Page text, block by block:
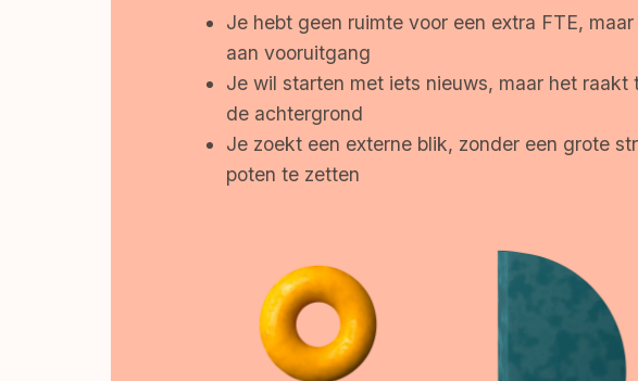
Je hebt geen ruimte voor een extra FTE,
aan vooruitgang
Je wil starten met iets nieuws, maar het raakt
de achtergrond
Je zoekt een externe blik, zonder een grote
poten te zetten